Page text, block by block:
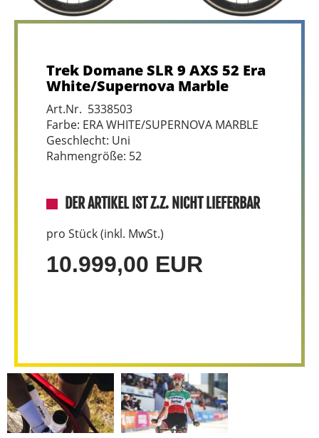
Trek Domane SLR 9 AXS 52 Era
White/Supernova Marble
Art.Nr. 5338503
Farbe: ERA WHITE/SUPERNOVA MARBLE
Geschlecht: Uni
Rahmengröße: 52
DER ARTIKEL IST Z.Z. NICHT LIEFERBAR
pro Stück (inkl. MwSt.)
10.999,00 EUR